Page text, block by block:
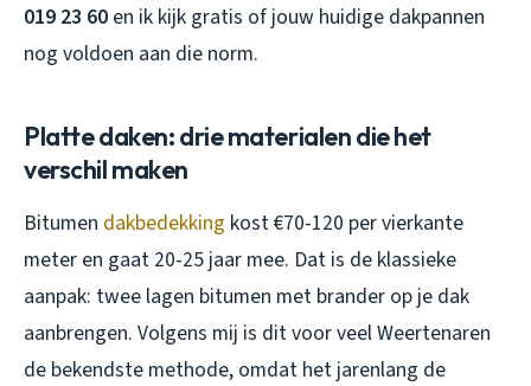
019 23 60 en ik kijk gratis of jouw huidige dakpannen
nog voldoen aan die norm.
Platte daken: drie materialen die het
verschil maken
Bitumen dakbedekking kost €70-120 per vierkante
meter en gaat 20-25 jaar mee. Dat is de klassieke
aanpak: twee lagen bitumen met brander op je dak
aanbrengen. Volgens mij is dit voor veel Weertenaren
de bekendste methode, omdat het jarenlang de